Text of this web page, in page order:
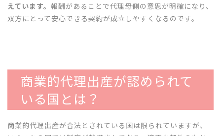
えています。 報酬があることで代理母側の意思が明確になり、
双方にとって安心できる契約が成立しやすくなるのです。
商業的代理出産が認められて
いる国とは？
商業的代理出産が合法とされている国は限られていますが、